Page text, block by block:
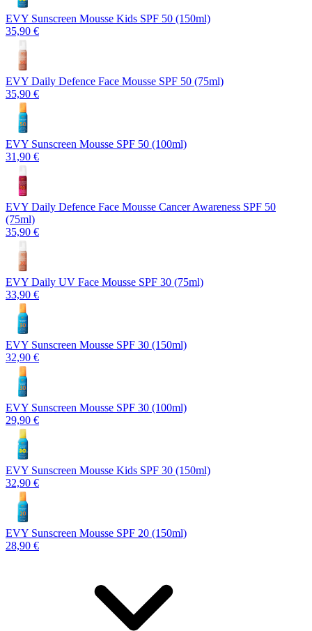
EVY Sunscreen Mousse Kids SPF 50 (150ml)
35,90 €
EVY Daily Defence Face Mousse SPF 50 (75ml)
35,90 €
EVY Sunscreen Mousse SPF 50 (100ml)
31,90 €
EVY Daily Defence Face Mousse Cancer Awareness SPF 50
(75ml)
35,90 €
EVY Daily UV Face Mousse SPF 30 (75ml)
33,90 €
EVY Sunscreen Mousse SPF 30 (150ml)
32,90 €
EVY Sunscreen Mousse SPF 30 (100ml)
29,90 €
EVY Sunscreen Mousse Kids SPF 30 (150ml)
32,90 €
EVY Sunscreen Mousse SPF 20 (150ml)
28,90 €